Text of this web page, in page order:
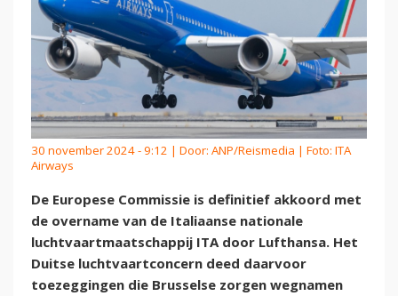
30 november 2024 - 9:12 | Door: ANP/Reismedia | Foto: ITA
Airways
De Europese Commissie is definitief akkoord met
de overname van de Italiaanse nationale
luchtvaartmaatschappij ITA door Lufthansa. Het
Duitse luchtvaartconcern deed daarvoor
toezeggingen die Brusselse zorgen wegnamen